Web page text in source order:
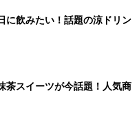
に飲みたい！話題の涼ドリン
茶スイーツが今話題！人気商